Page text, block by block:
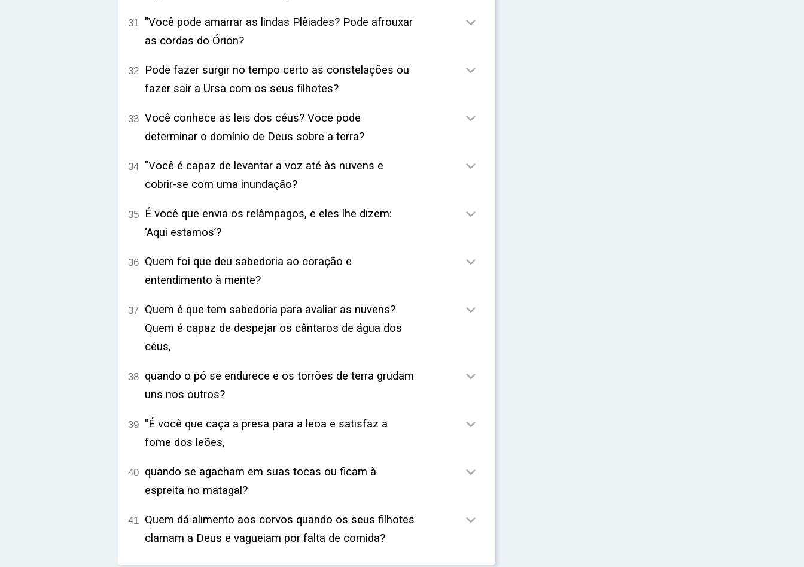
31 "Você pode amarrar as lindas Plêiades? Pode afrouxar
as cordas do Órion?

32 Pode fazer surgir no tempo certo as constelações ou
fazer sair a Ursa com os seus filhotes?

33 Você conhece as leis dos céus? Voce pode
determinar o domínio de Deus sobre a terra?

34 "Você é capaz de levantar a voz até às nuvens e
cobrir-se com uma inundação?

35 É você que envia os relâmpagos, e eles lhe dizem:
‘Aqui estamos’?

36 Quem foi que deu sabedoria ao coração e
entendimento à mente?

37 Quem é que tem sabedoria para avaliar as nuvens?
Quem é capaz de despejar os cântaros de água dos
céus,

38 quando o pó se endurece e os torrões de terra grudam
uns nos outros?

39 "É você que caça a presa para a leoa e satisfaz a
fome dos leões,

40 quando se agacham em suas tocas ou ficam à
espreita no matagal?

41 Quem dá alimento aos corvos quando os seus filhotes
clamam a Deus e vagueiam por falta de comida?
